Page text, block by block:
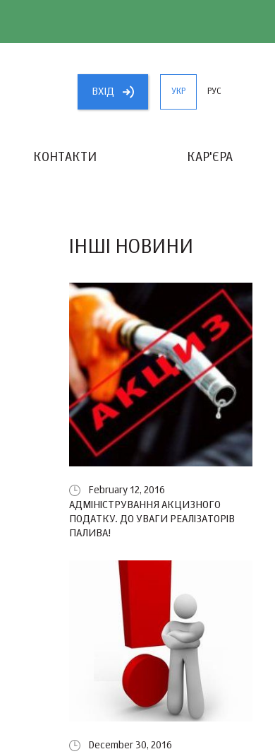
ВХIД УКР РУС
КОНТАКТИ КАР'ЄРА
ІНШІ НОВИНИ
February 12, 2016
АДМІНІСТРУВАННЯ АКЦИЗНОГО
ПОДАТКУ. ДО УВАГИ РЕАЛІЗАТОРІВ
ПАЛИВА!
December 30, 2016